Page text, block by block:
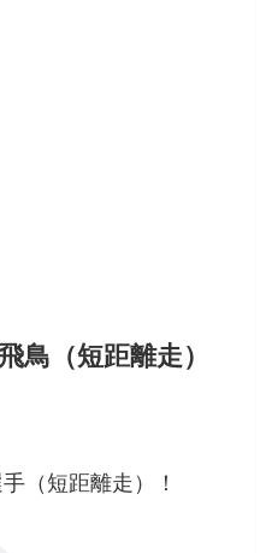
鳥（短距離走）
（短距離走）！